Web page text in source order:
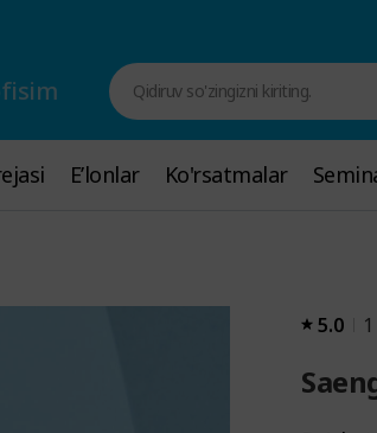
Qidiruv so'zingizni kiriting.
Eʼlonlar
Eʼlonlar Ko'rsatmalar
Ko'rsatmalar
5.0 1